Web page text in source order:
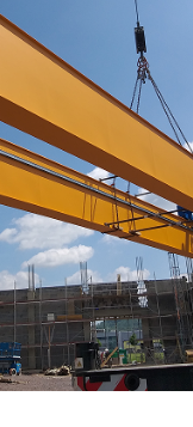
–
Lösungen für
und mit